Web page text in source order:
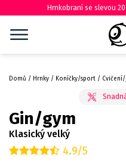
Hrnkobraní se slevou
Domů Hrnky Koníčky/sport
Gin/gym
Klasický velký
4.9/5